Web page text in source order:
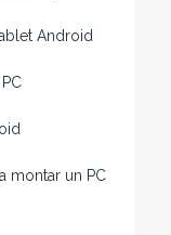
Android
montar un PC